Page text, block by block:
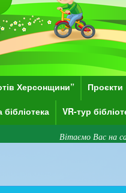
Херсонщини” Проєкти
VR-тур
Вітаємо Вас на сайті